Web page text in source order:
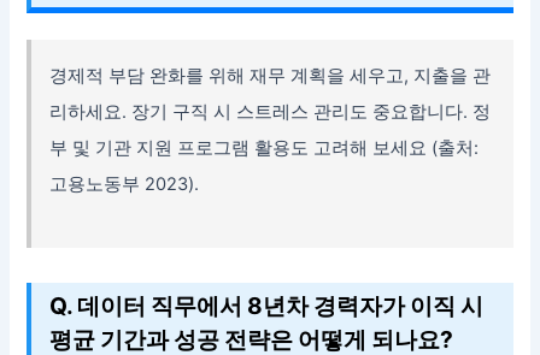
경제적 부담 완화를 위해 재무 계획을 세우고, 지출을 관
리하세요. 장기 구직 시 스트레스 관리도 중요합니다. 정
부 및 기관 지원 프로그램 활용도 고려해 보세요 (출처:
고용노동부 2023).
Q. 데이터 직무에서 8년차 경력자가 이직 시
평균 기간과 성공 전략은 어떻게 되나요?